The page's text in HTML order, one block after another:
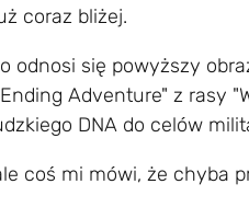
coraz bliżej.
odnosi się powyższy
Adventure" z rasy
DNA do celów
coś mi mówi, że chyba